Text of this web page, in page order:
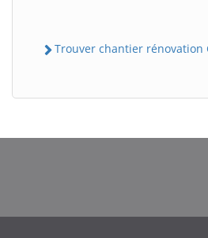
Trouver chantier rénovation
B